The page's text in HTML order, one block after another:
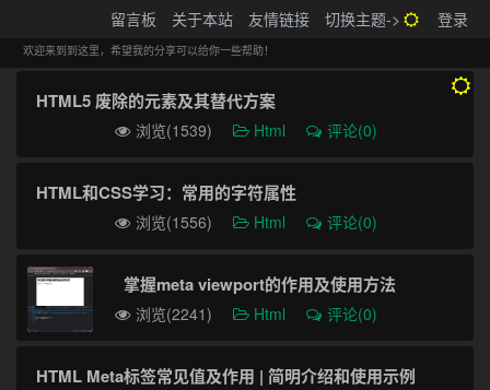
留言板 关于本站 友情链接 切换主题-> 登录
欢迎来到到这里，希望我的分享可以给你一些帮助！
HTML5 废除的元素及其替代方案
浏览(1539) Html 评论(0)
HTML和CSS学习：常用的字符属性
浏览(1556) Html 评论(0)
掌握meta viewport的作用及使用方法
浏览(2241) Html 评论(0)
HTML Meta标签常见值及作用 | 简明介绍和使用示例